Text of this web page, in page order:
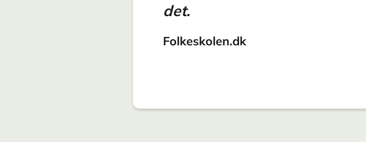
det.
Folkeskolen.dk